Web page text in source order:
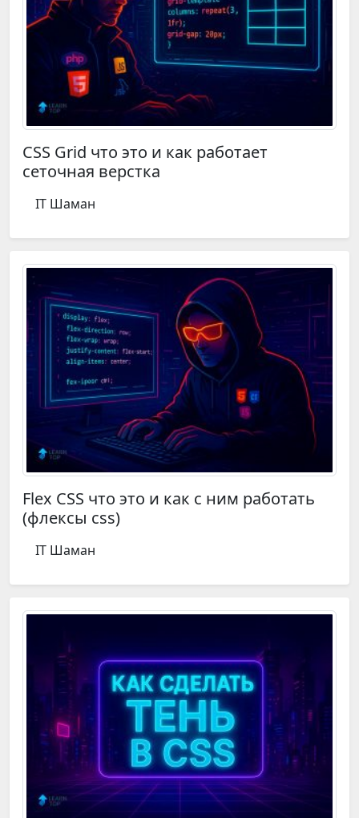
CSS Grid что это и как работает
сеточная верстка
IT Шаман
Flex CSS что это и как с ним работать
(флексы css)
IT Шаман